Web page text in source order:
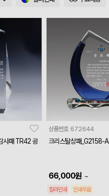
사패 TR42 공
상품번호 672644
크리스탈상패_G2158-A
66,000원 ~
칼라인쇄 인쇄무료